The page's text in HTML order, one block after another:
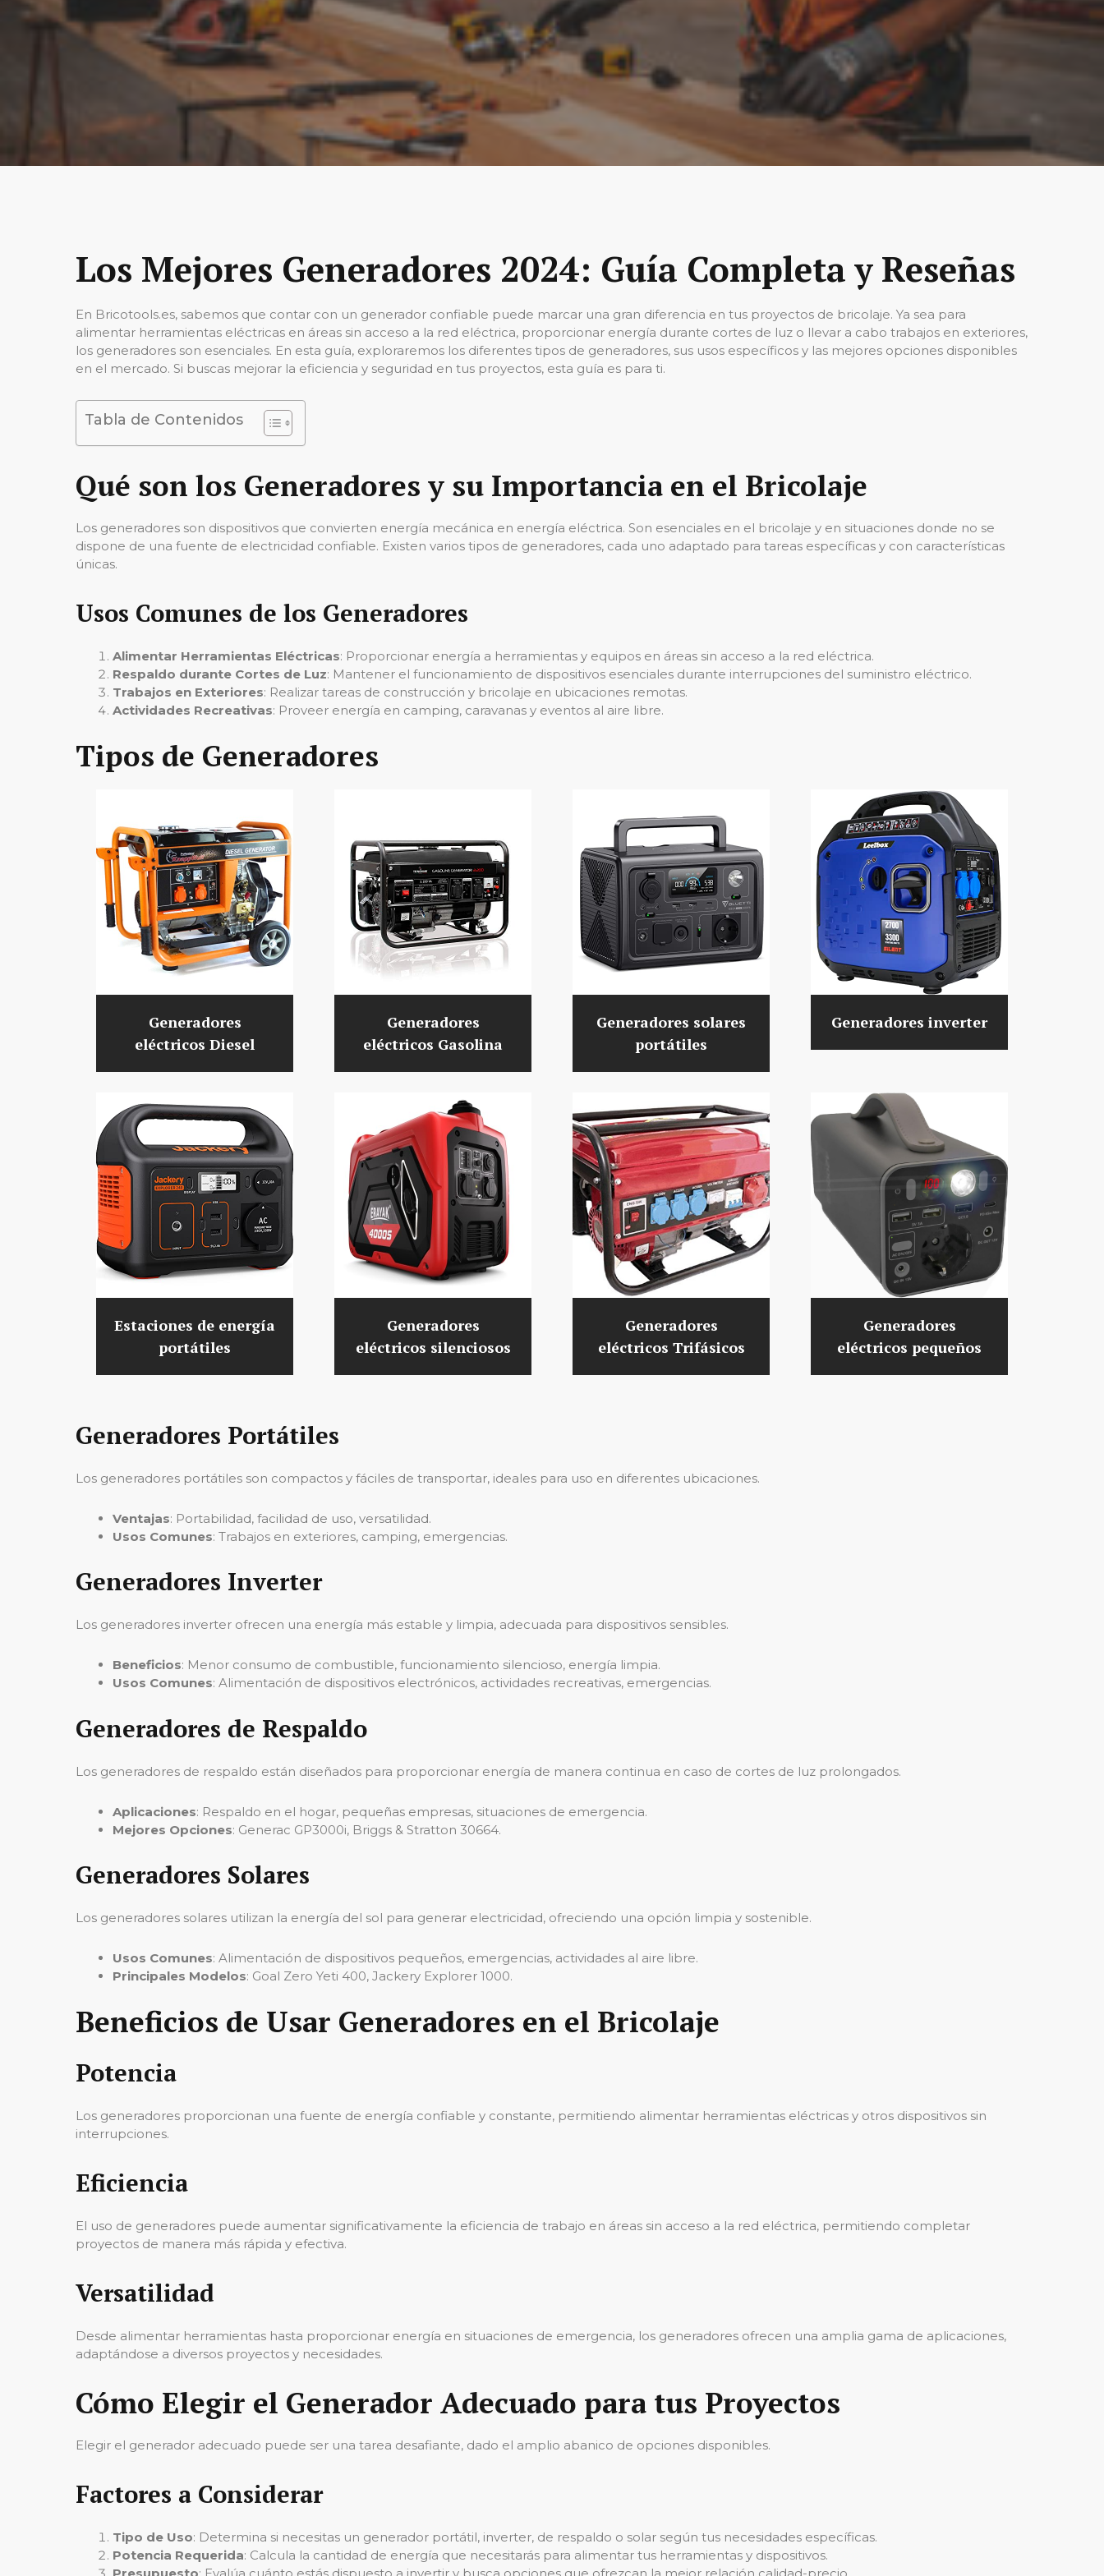
Los Mejores Generadores 2024: Guía Completa y Reseñas
En Bricotools.es, sabemos que contar con un generador confiable puede marcar una gran diferencia en tus proyectos de bricolaje. Ya sea para
alimentar herramientas eléctricas en áreas sin acceso a la red eléctrica, proporcionar energía durante cortes de luz o llevar a cabo trabajos en exteriores,
los generadores son esenciales. En esta guía, exploraremos los diferentes tipos de generadores, sus usos específicos y las mejores opciones disponibles
en el mercado. Si buscas mejorar la eficiencia y seguridad en tus proyectos, esta guía es para ti.
Tabla de Contenidos
Qué son los Generadores y su Importancia en el Bricolaje
Los generadores son dispositivos que convierten energía mecánica en energía eléctrica. Son esenciales en el bricolaje y en situaciones donde no se
dispone de una fuente de electricidad confiable. Existen varios tipos de generadores, cada uno adaptado para tareas específicas y con características
únicas.
Usos Comunes de los Generadores
Alimentar Herramientas Eléctricas: Proporcionar energía a herramientas y equipos en áreas sin acceso a la red eléctrica.
Respaldo durante Cortes de Luz: Mantener el funcionamiento de dispositivos esenciales durante interrupciones del suministro eléctrico.
Trabajos en Exteriores: Realizar tareas de construcción y bricolaje en ubicaciones remotas.
Actividades Recreativas: Proveer energía en camping, caravanas y eventos al aire libre.
Tipos de Generadores
Generadores
eléctricos Diesel
Generadores
eléctricos Gasolina
Generadores solares
portátiles
Generadores inverter
Estaciones de energía
portátiles
Generadores
eléctricos silenciosos
Generadores
eléctricos Trifásicos
Generadores
eléctricos pequeños
Generadores Portátiles
Los generadores portátiles son compactos y fáciles de transportar, ideales para uso en diferentes ubicaciones.
Ventajas: Portabilidad, facilidad de uso, versatilidad.
Usos Comunes: Trabajos en exteriores, camping, emergencias.
Generadores Inverter
Los generadores inverter ofrecen una energía más estable y limpia, adecuada para dispositivos sensibles.
Beneficios: Menor consumo de combustible, funcionamiento silencioso, energía limpia.
Usos Comunes: Alimentación de dispositivos electrónicos, actividades recreativas, emergencias.
Generadores de Respaldo
Los generadores de respaldo están diseñados para proporcionar energía de manera continua en caso de cortes de luz prolongados.
Aplicaciones: Respaldo en el hogar, pequeñas empresas, situaciones de emergencia.
Mejores Opciones: Generac GP3000i, Briggs & Stratton 30664.
Generadores Solares
Los generadores solares utilizan la energía del sol para generar electricidad, ofreciendo una opción limpia y sostenible.
Usos Comunes: Alimentación de dispositivos pequeños, emergencias, actividades al aire libre.
Principales Modelos: Goal Zero Yeti 400, Jackery Explorer 1000.
Beneficios de Usar Generadores en el Bricolaje
Potencia
Los generadores proporcionan una fuente de energía confiable y constante, permitiendo alimentar herramientas eléctricas y otros dispositivos sin
interrupciones.
Eficiencia
El uso de generadores puede aumentar significativamente la eficiencia de trabajo en áreas sin acceso a la red eléctrica, permitiendo completar
proyectos de manera más rápida y efectiva.
Versatilidad
Desde alimentar herramientas hasta proporcionar energía en situaciones de emergencia, los generadores ofrecen una amplia gama de aplicaciones,
adaptándose a diversos proyectos y necesidades.
Cómo Elegir el Generador Adecuado para tus Proyectos
Elegir el generador adecuado puede ser una tarea desafiante, dado el amplio abanico de opciones disponibles.
Factores a Considerar
Tipo de Uso: Determina si necesitas un generador portátil, inverter, de respaldo o solar según tus necesidades específicas.
Potencia Requerida: Calcula la cantidad de energía que necesitarás para alimentar tus herramientas y dispositivos.
Presupuesto: Evalúa cuánto estás dispuesto a invertir y busca opciones que ofrezcan la mejor relación calidad-precio.